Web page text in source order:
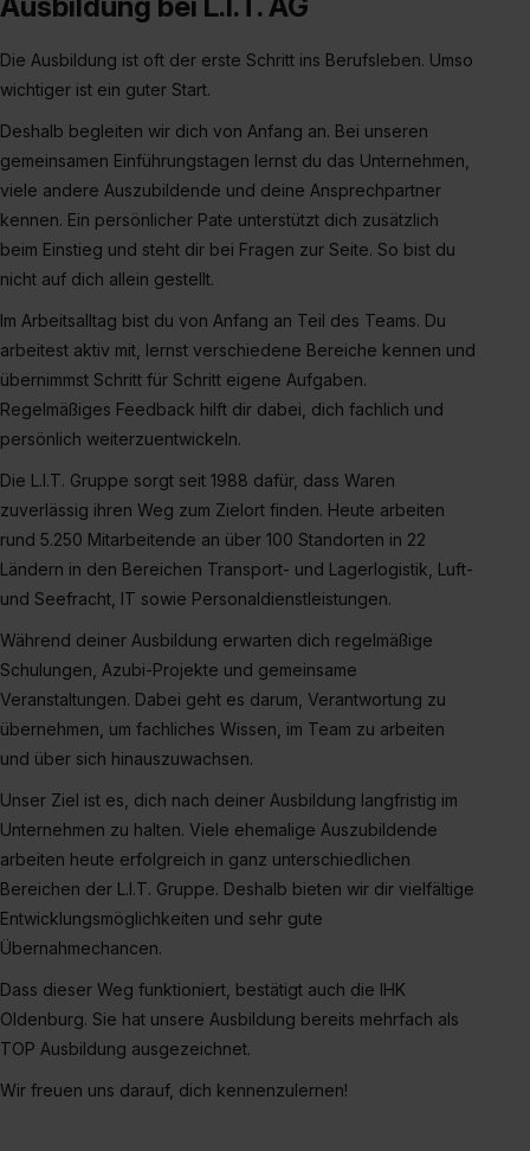
angemessenes Datenschutzniveau (EuGH – Schrems
Wirkung für die Zukunft ganz oder teilweise über unsere
Datenschutzerklärung unter dem Punkt „Datenschutz-
Einstellungen“ widerrufen. Weitere Informationen zu den
einzelnen Cookies findest du durch Klick auf „Details
zeigen“. Weitere Informationen:Datenschutzerklärung
Impressum.
Die Ausbildung ist oft der erste Schritt ins Berufsleben. Umso
wichtiger ist ein guter Start.
Deshalb begleiten wir dich von Anfang an. Bei unseren
gemeinsamen Einführungstagen lernst du das Unternehmen,
viele andere Auszubildende und deine Ansprechpartner
kennen. Ein persönlicher Pate unterstützt dich zusätzlich
beim Einstieg und steht dir bei Fragen zur Seite. So bist du
nicht auf dich allein gestellt.
Im Arbeitsalltag bist du von Anfang an Teil des Teams. Du
arbeitest aktiv mit, lernst verschiedene Bereiche kennen und
übernimmst Schritt für Schritt eigene Aufgaben.
Regelmäßiges Feedback hilft dir dabei, dich fachlich und
persönlich weiterzuentwickeln.
Die L.I.T. Gruppe sorgt seit 1988 dafür, dass Waren
zuverlässig ihren Weg zum Zielort finden. Heute arbeiten
rund 5.250 Mitarbeitende an über 100 Standorten in 22
Ländern in den Bereichen Transport- und Lagerlogistik, Luft-
und Seefracht, IT sowie Personaldienstleistungen.
Während deiner Ausbildung erwarten dich regelmäßige
Schulungen, Azubi-Projekte und gemeinsame
Veranstaltungen. Dabei geht es darum, Verantwortung zu
übernehmen, um fachliches Wissen, im Team zu arbeiten
und über sich hinauszuwachsen.
Unser Ziel ist es, dich nach deiner Ausbildung langfristig im
Unternehmen zu halten. Viele ehemalige Auszubildende
arbeiten heute erfolgreich in ganz unterschiedlichen
Bereichen der L.I.T. Gruppe. Deshalb bieten wir dir vielfältige
Entwicklungsmöglichkeiten und sehr gute
Übernahmechancen.
Dass dieser Weg funktioniert, bestätigt auch die IHK
Oldenburg. Sie hat unsere Ausbildung bereits mehrfach als
TOP Ausbildung ausgezeichnet.
Wir freuen uns darauf, dich kennenzulernen!